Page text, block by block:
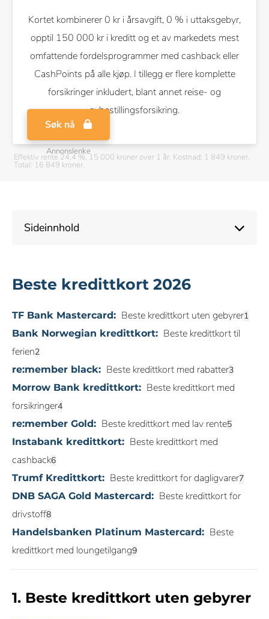
Kortet kombinerer 0 kr i årsavgift, 0 % i uttaksgebyr,
opptil 150 000 kr i kreditt og et av markedets mest
omfattende fordelsprogrammer med cashback eller
CashPoints på alle kjøp. I tillegg er flere komplette
forsikringer inkludert, blant annet reise- og
avbestillingsforsikring.
Søk nå
Annonslenke
Effektiv rente 24,4 %, 15 000 kroner over 1 år. Kostnad: 1 849 kroner.
Total: 16 849 kroner.
Sideinnhold
Beste kredittkort 2026
TF Bank Mastercard: Beste kredittkort uten gebyrer
Bank Norwegian kredittkort: Beste kredittkort til
ferien
re:member black: Beste kredittkort med rabatter
Morrow Bank kredittkort: Beste kredittkort med
forsikringer
re:member Gold: Beste kredittkort med lav rente
Instabank kredittkort: Beste kredittkort med
cashback
Trumf Kredittkort: Beste kredittkort for dagligvarer
DNB SAGA Gold Mastercard: Beste kredittkort for
drivstoff
Handelsbanken Platinum Mastercard: Beste
kredittkort med loungetilgang
1. Beste kredittkort uten gebyrer